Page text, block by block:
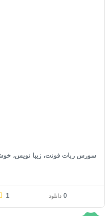
سورس ربات فونت، زیبا نویس،
0 دانلود 1